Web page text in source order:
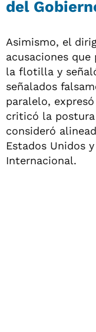
del
Asimismo, el
acusaciones
la flotilla y
señalados
paralelo,
criticó la
consideró
Estados Unidos
Internacional.